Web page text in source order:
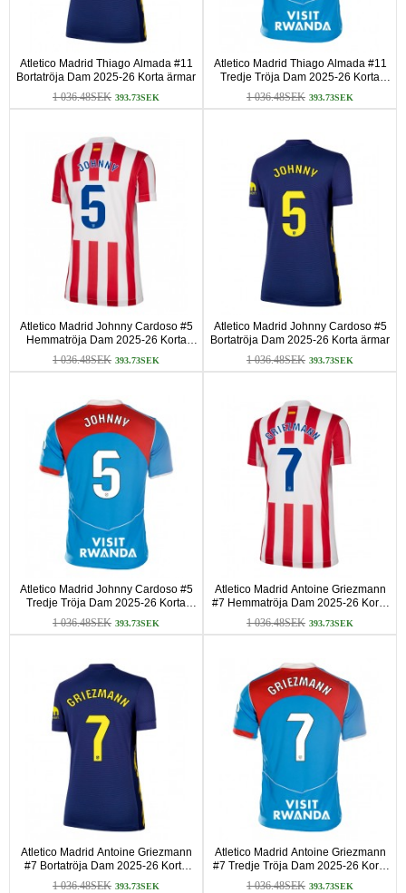
Atletico Madrid Thiago Almada #11
Bortatröja Dam 2025-26 Korta ärmar
1 036.48SEK 393.73SEK
Atletico Madrid Thiago Almada #11
Tredje Tröja Dam 2025-26 Korta
ärmar
1 036.48SEK 393.73SEK
Atletico Madrid Johnny Cardoso #5
Hemmatröja Dam 2025-26 Korta
ärmar
1 036.48SEK 393.73SEK
Atletico Madrid Johnny Cardoso #5
Bortatröja Dam 2025-26 Korta ärmar
1 036.48SEK 393.73SEK
Atletico Madrid Johnny Cardoso #5
Tredje Tröja Dam 2025-26 Korta
ärmar
1 036.48SEK 393.73SEK
Atletico Madrid Antoine Griezmann
#7 Hemmatröja Dam 2025-26 Korta
ärmar
1 036.48SEK 393.73SEK
Atletico Madrid Antoine Griezmann
#7 Bortatröja Dam 2025-26 Korta
ärmar
1 036.48SEK 393.73SEK
Atletico Madrid Antoine Griezmann
#7 Tredje Tröja Dam 2025-26 Korta
ärmar
1 036.48SEK 393.73SEK